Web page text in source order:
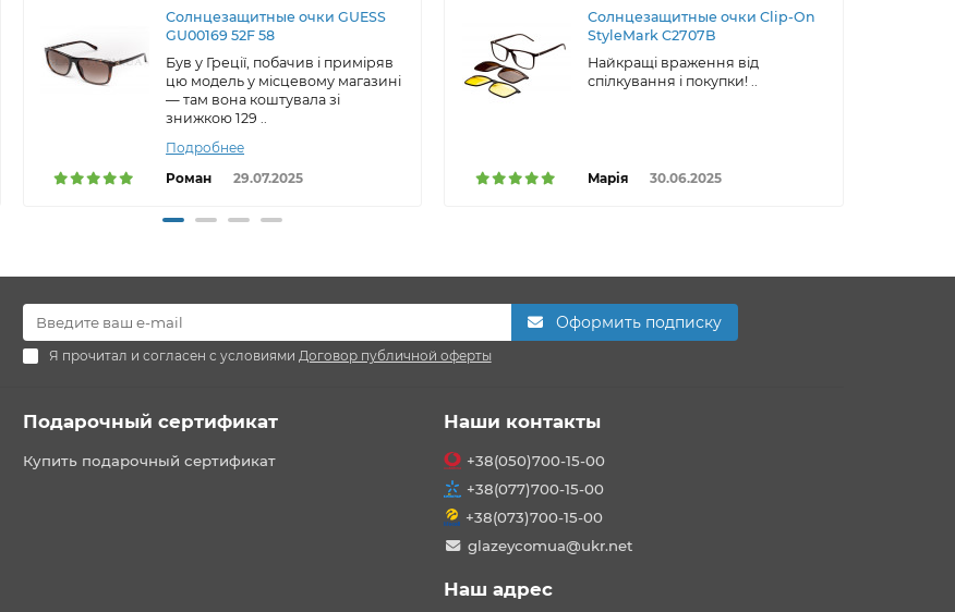
Солнцезащитные очки GUESS
GU00169 52F 58
Був у Греції, побачив і приміряв
цю модель у місцевому магазині
— там вона коштувала зі
знижкою 129 ..
Подробнее
Роман
29.07.2025
Солнцезащитные очки Clip-On
StyleMark C2707B
Найкращі враження від
спілкування і покупки! ..
Марія 30.06.2025
Оформить подписку
Я прочитал и согласен с условиями Договор публичной оферты
Подарочный сертификат
Купить подарочный сертификат
Наши контакты
+38(050)700-15-00
+38(077)700-15-00
+38(073)700-15-00
glazeycomua@ukr.net
Наш адрес